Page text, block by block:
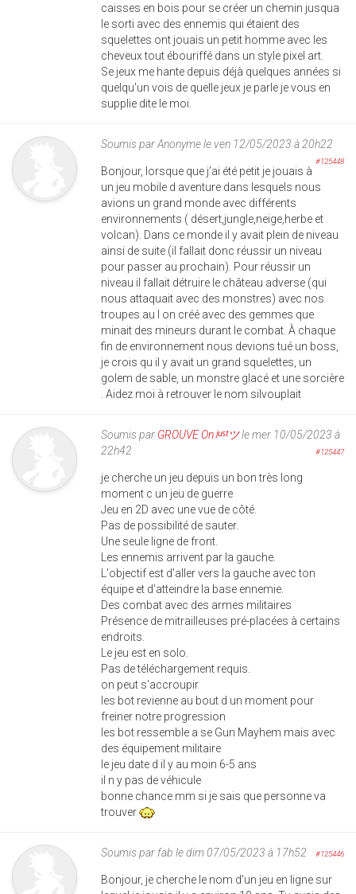
caisses en bois pour se créer un chemin jusqua
le sorti avec des ennemis qui étaient des
squelettes ont jouais un petit homme avec les
cheveux tout ébouriffé dans un style pixel art.
Se jeux me hante depuis déjà quelques années si
quelqu'un vois de quelle jeux je parle je vous en
supplie dite le moi.
Soumis parAnonymele ven 12/05/2023 à 20h22
#125448
Bonjour, lorsque que j’ai été petit je jouais à
un jeu mobile d aventure dans lesquels nous
avions un grand monde avec différents
environnements ( désert,jungle,neige,herbe et
volcan). Dans ce monde il y avait plein de niveau
ainsi de suite (il fallait donc réussir un niveau
pour passer au prochain). Pour réussir un
niveau il fallait détruire le château adverse (qui
nous attaquait avec des monstres) avec nos
troupes au l on créé avec des gemmes que
minait des mineurs durant le combat. À chaque
fin de environnement nous devions tué un boss,
je crois qu il y avait un grand squelettes, un
golem de sable, un monstre glacé et une sorcière
. Aidez moi à retrouver le nom silvouplait
Soumis par GROUVE On ʲᵘˢᵗツle mer 10/05/2023 à
22h42
#125447
je cherche un jeu depuis un bon très long
moment c un jeu de guerre
Jeu en 2D avec une vue de côté.
Pas de possibilité de sauter.
Une seule ligne de front.
Les ennemis arrivent par la gauche.
L'objectif est d'aller vers la gauche avec ton
équipe et d'atteindre la base ennemie.
Des combat avec des armes militaires
Présence de mitrailleuses pré-placées à certains
endroits.
Le jeu est en solo.
Pas de téléchargement requis.
on peut s'accroupir
les bot revienne au bout d un moment pour
freiner notre progression
les bot ressemble a se Gun Mayhem mais avec
des équipement militaire
le jeu date d il y au moin 6-5 ans
il n y pas de véhicule
bonne chance mm si je sais que personne va
trouver
Soumis par fab le dim 07/05/2023 à 17h52 #125446
Bonjour, je cherche le nom d'un jeu en ligne sur